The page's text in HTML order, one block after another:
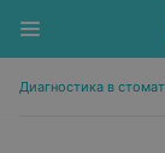
Диагностика в